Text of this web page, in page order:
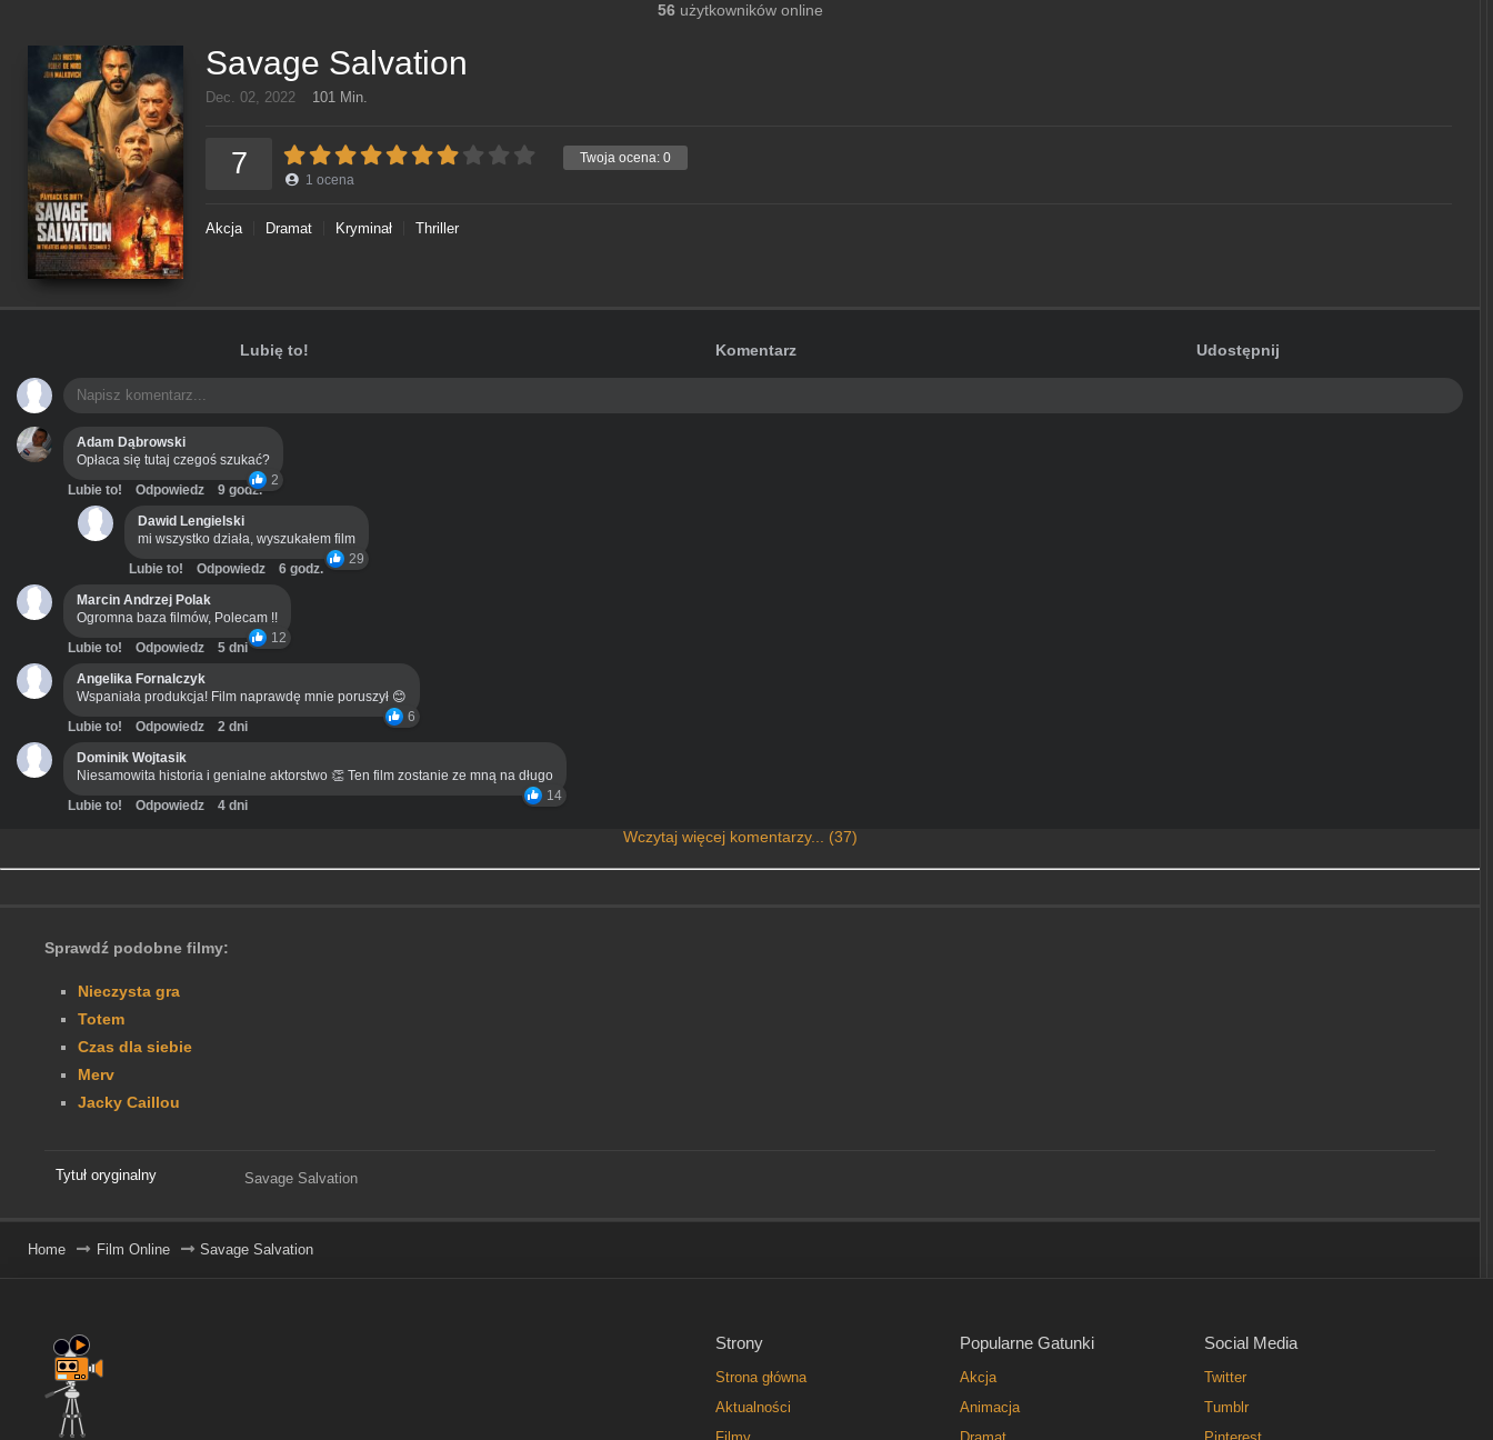
56użytkowników online
Savage Salvation
Dec. 02, 2022 101 Min.
Twoja ocena: 0
7 1 ocena
Akcja Dramat Kryminał Thriller
Lubię to! Komentarz Udostępnij
Adam Dąbrowski
Opłaca się tutaj czegoś szukać?
2
Lubie to! Odpowiedz
9 godz.
Dawid Lengielski
mi wszystko działa, wyszukałem film
29
Lubie to! Odpowiedz
6 godz.
Marcin Andrzej Polak
Ogromna baza filmów, Polecam !!
12
Lubie to! Odpowiedz
5 dni
Angelika Fornalczyk
Wspaniała produkcja! Film naprawdę mnie poruszył 😊
6
Lubie to! Odpowiedz
2 dni
Dominik Wojtasik
Niesamowita historia i genialne aktorstwo 👏 Ten film zostanie ze mną na długo
14
Lubie to! Odpowiedz 4 dni
Wczytaj więcej komentarzy... (37)
Sprawdź podobne filmy:
Nieczysta gra
Totem
Czas dla siebie
Merv
Jacky Caillou
Tytuł oryginalny Savage Salvation
Home Film Online Savage Salvation
Strony
Strona główna
Aktualności
Popularne Gatunki
Akcja
Animacja
Social Media
Twitter
Tumblr